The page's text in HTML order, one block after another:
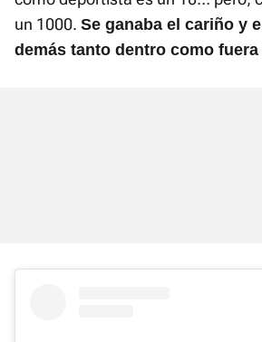
un 1000. Se ganaba el cariño y
demás tanto dentro como